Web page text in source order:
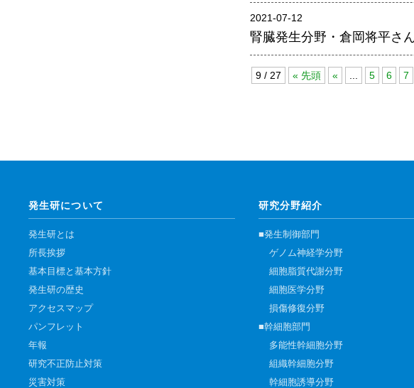
2021-07-12
腎臓発生分野・倉岡将平さ
9 / 27 « 先頭 « 5 6 7
発生研について
発生研とは
所長挨拶
基本目標と基本方針
発生研の歴史
アクセスマップ
パンフレット
年報
研究不正防止対策
災害対策
研究分野紹介
■発生制御部門
ゲノム神経学分野
細胞脂質代謝分野
細胞医学分野
損傷修復分野
■幹細胞部門
多能性幹細胞分野
組織幹細胞分野
幹細胞誘導分野